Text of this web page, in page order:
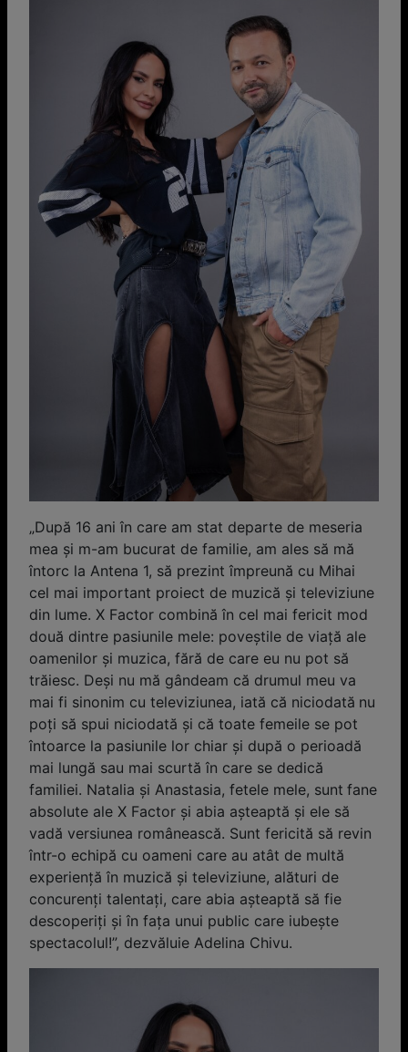
„După 16 ani în care am stat departe de meseria
mea şi m-am bucurat de familie, am ales să mă
întorc la Antena 1, să prezint împreună cu Mihai
cel mai important proiect de muzică şi televiziune
din lume. X Factor combină în cel mai fericit mod
două dintre pasiunile mele: poveştile de viaţă ale
oamenilor şi muzica, fără de care eu nu pot să
trăiesc. Deşi nu mă gândeam că drumul meu va
mai fi sinonim cu televiziunea, iată că niciodată nu
poţi să spui niciodată şi că toate femeile se pot
întoarce la pasiunile lor chiar şi după o perioadă
mai lungă sau mai scurtă în care se dedică
familiei. Natalia şi Anastasia, fetele mele, sunt fane
absolute ale X Factor şi abia aşteaptă şi ele să
vadă versiunea românească. Sunt fericită să revin
într-o echipă cu oameni care au atât de multă
experienţă în muzică şi televiziune, alături de
concurenţi talentaţi, care abia aşteaptă să fie
descoperiţi şi în faţa unui public care iubeşte
spectacolul!”, dezvăluie Adelina Chivu.